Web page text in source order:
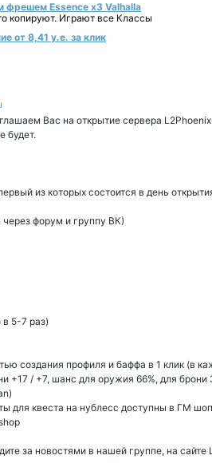
Essence x3 Valhalla
копируют. Играют все Классы
от 8,41 у.е. за клик
Вас на открытие сервера
будет.
из которых состоится в день
форум и группу ВК)
5-7 раз)
создания профиля и баффа в 1 клик (в
+17 / +7, шанс для оружия 66%, для брони
для квеста на нублесс доступны в ГМ
за новостями в нашей группе, на сайте